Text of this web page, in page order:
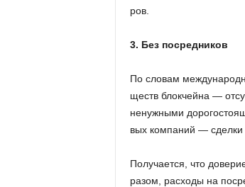
ров.
3. Без посредников
По сло­вам
ществ блок­чей­на —
ненуж­ны­ми
вых ком­па­ний — сдел­ки
По­лу­ча­ет­ся, что
ра­зом, рас­хо­ды на